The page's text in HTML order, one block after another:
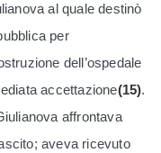
al quale destinò
per
dell’ospedale
accettazione(15).
affrontava
aveva ricevuto